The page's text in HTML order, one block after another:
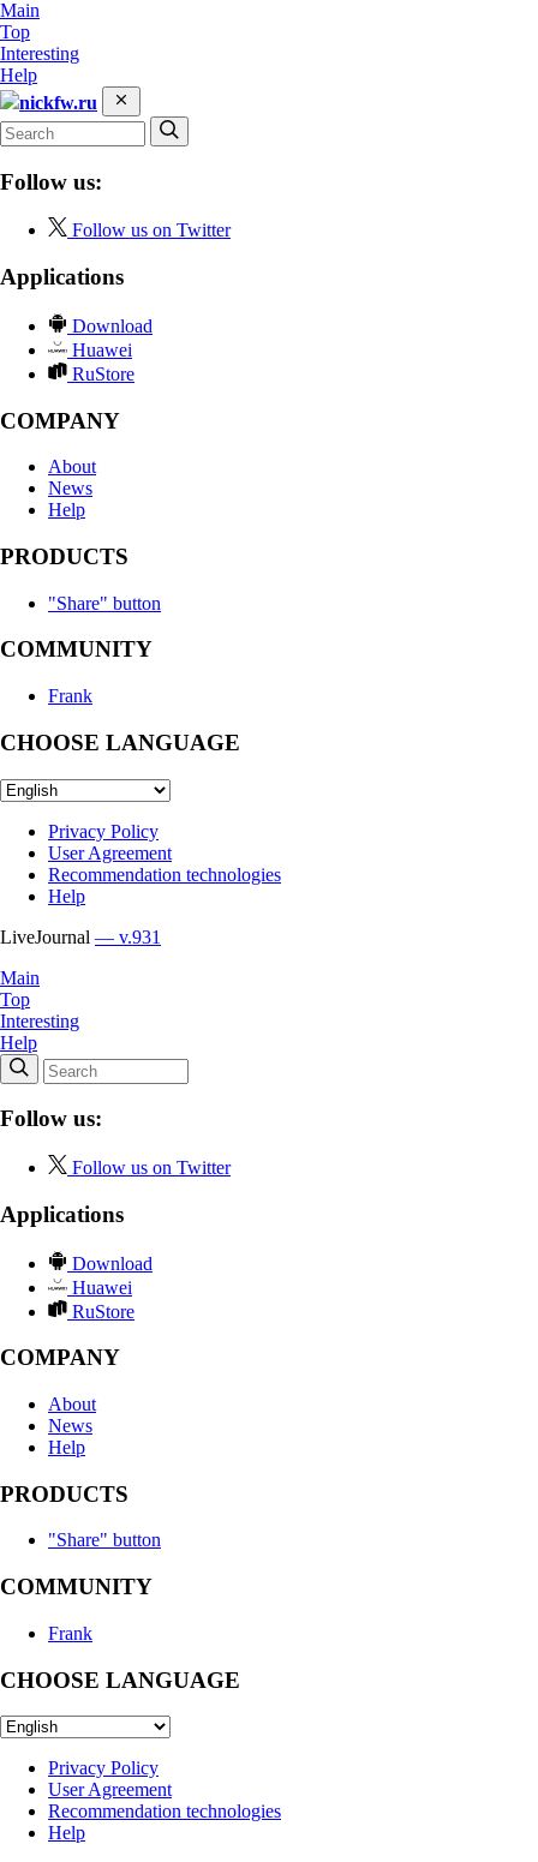
Main
Top
Interesting
Help
nickfw.ru
Follow us:
Follow us on Twitter
Applications
Download
Huawei
RuStore
COMPANY
About
News
Help
PRODUCTS
"Share" button
COMMUNITY
Frank
CHOOSE LANGUAGE
Privacy Policy
User Agreement
Recommendation technologies
Help
LiveJournal — v.931
Main
Top
Interesting
Help
Follow us:
Follow us on Twitter
Applications
Download
Huawei
RuStore
COMPANY
About
News
Help
PRODUCTS
"Share" button
COMMUNITY
Frank
CHOOSE LANGUAGE
Privacy Policy
User Agreement
Recommendation technologies
Help